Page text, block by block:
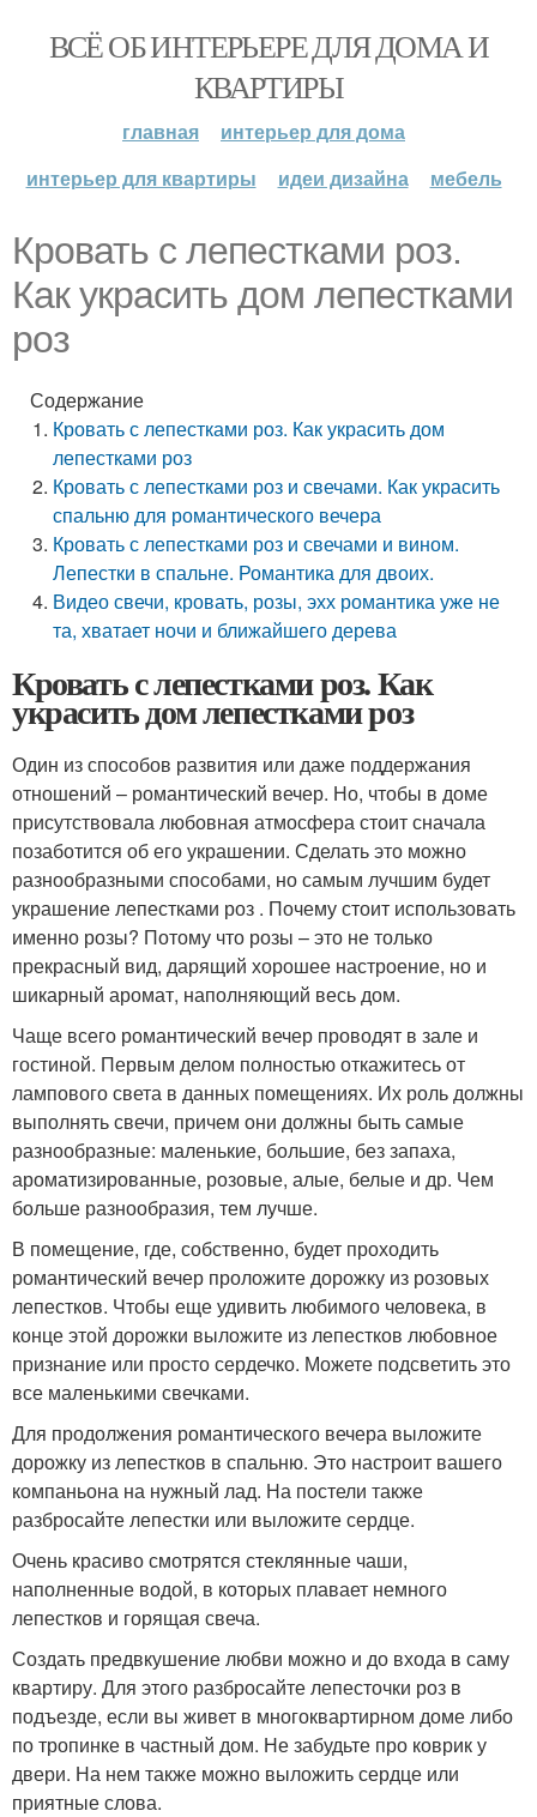
ВСЁ ОБ ИНТЕРЬЕРЕ ДЛЯ ДОМА И
КВАРТИРЫ
главная
интерьер для дома
интерьер для квартиры
идеи дизайна мебель
Кровать с лепестками роз.
Как украсить дом лепестками
роз
Содержание
Кровать с лепестками роз. Как украсить дом
лепестками роз
Кровать с лепестками роз и свечами. Как украсить
спальню для романтического вечера
Кровать с лепестками роз и свечами и вином.
Лепестки в спальне. Романтика для двоих.
Видео свечи, кровать, розы, эхх романтика уже не
та, хватает ночи и ближайшего дерева
Кровать с лепестками роз. Как
украсить дом лепестками роз
Один из способов развития или даже поддержания
отношений – романтический вечер. Но, чтобы в доме
присутствовала любовная атмосфера стоит сначала
позаботится об его украшении. Сделать это можно
разнообразными способами, но самым лучшим будет
украшение лепестками роз . Почему стоит использовать
именно розы? Потому что розы – это не только
прекрасный вид, дарящий хорошее настроение, но и
шикарный аромат, наполняющий весь дом.
Чаще всего романтический вечер проводят в зале и
гостиной. Первым делом полностью откажитесь от
лампового света в данных помещениях. Их роль должны
выполнять свечи, причем они должны быть самые
разнообразные: маленькие, большие, без запаха,
ароматизированные, розовые, алые, белые и др. Чем
больше разнообразия, тем лучше.
В помещение, где, собственно, будет проходить
романтический вечер проложите дорожку из розовых
лепестков. Чтобы еще удивить любимого человека, в
конце этой дорожки выложите из лепестков любовное
признание или просто сердечко. Можете подсветить это
все маленькими свечками.
Для продолжения романтического вечера выложите
дорожку из лепестков в спальню. Это настроит вашего
компаньона на нужный лад. На постели также
разбросайте лепестки или выложите сердце.
Очень красиво смотрятся стеклянные чаши,
наполненные водой, в которых плавает немного
лепестков и горящая свеча.
Создать предвкушение любви можно и до входа в саму
квартиру. Для этого разбросайте лепесточки роз в
подъезде, если вы живет в многоквартирном доме либо
по тропинке в частный дом. Не забудьте про коврик у
двери. На нем также можно выложить сердце или
приятные слова.